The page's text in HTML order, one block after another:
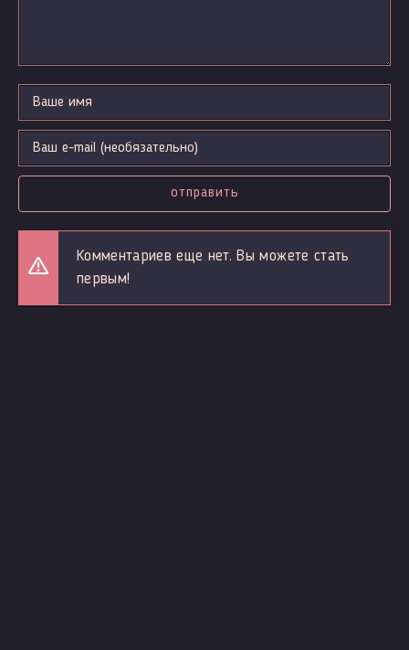
отправить
Комментариев еще нет. Вы можете стать
первым!